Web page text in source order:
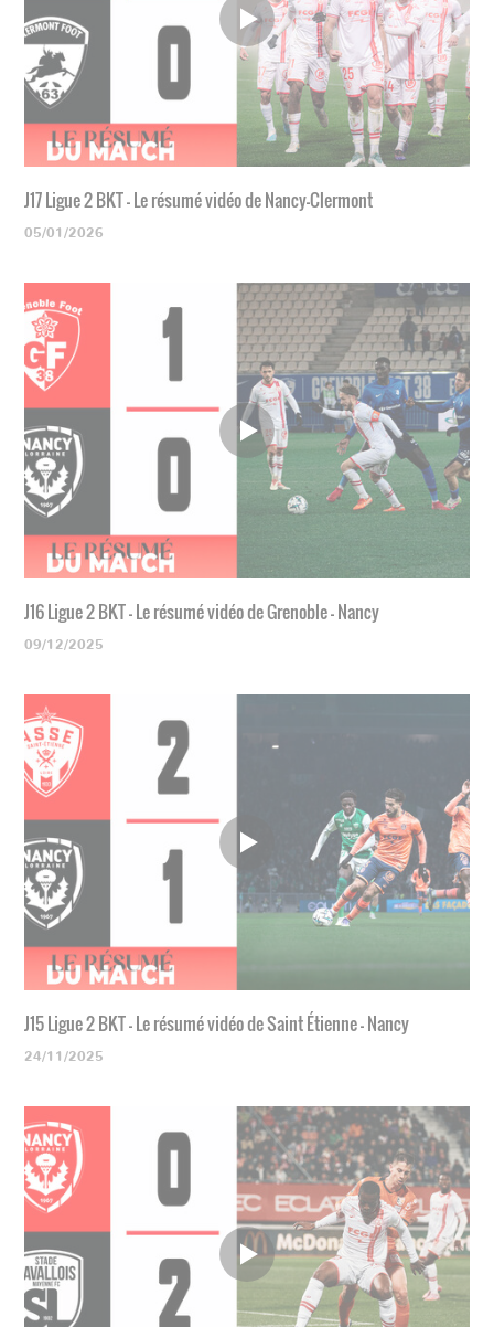
J17 Ligue 2 BKT - Le résumé vidéo de Nancy-Clermont
05/01/2026
J16 Ligue 2 BKT - Le résumé vidéo de Grenoble - Nancy
09/12/2025
J15 Ligue 2 BKT - Le résumé vidéo de Saint Étienne - Nancy
24/11/2025